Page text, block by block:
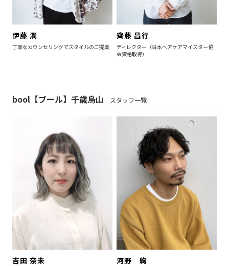
伊藤 潤
丁寧なカウンセリングでスタイルのご提案
齊藤 昌行
ディレクター（日本ヘアケアマイスター協
会資格取得）
bool【ブール】千歳烏山 スタッフ一覧
吉田 奈未 河野 絢